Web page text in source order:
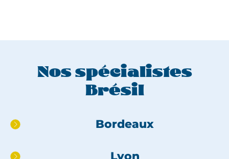
Nos spécialistes
Brésil
Aller
pied
Bordeaux